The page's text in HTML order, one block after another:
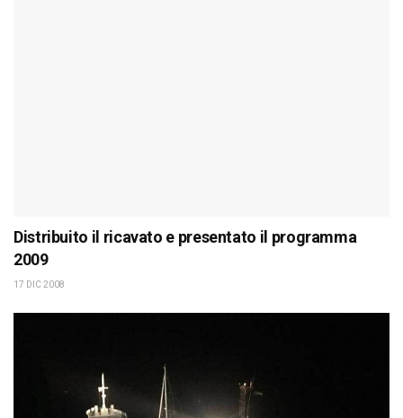
Distribuito il ricavato e presentato il programma
2009
17 DIC 2008